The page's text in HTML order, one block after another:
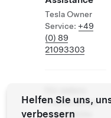
Tesla Owner
Service: +49
(0) 89
21093303
Fremdmarken
zugängliche
Helfen Sie uns,
verbessern